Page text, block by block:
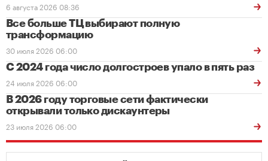
6 августа 2026 08:36
Все больше ТЦ выбирают полную
трансформацию
30 июля 2026 06:00
С 2024 года число долгостроев упало в пять раз
24 июля 2026 06:00
В 2026 году торговые сети фактически
открывали только дискаунтеры
23 июля 2026 06:00